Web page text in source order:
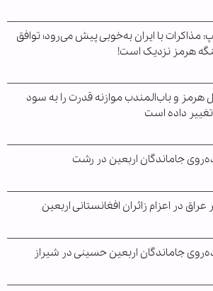
مذاکرات با ایران به‌خوبی پیش می‌رود؛ توافق
هرمز نزدیک است!
هرمز و باب‌المندب موازنه قدرت را به سود
داده است
جاماندگان اربعین در رشت
عراق در اعزام زائران افغانستانی اربعین
جاماندگان اربعین حسینی در شیراز